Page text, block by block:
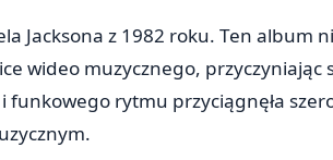
Jacksona z 1982 roku. Ten album
wideo muzycznego, przyczyniając
rytmu przyciągnęła